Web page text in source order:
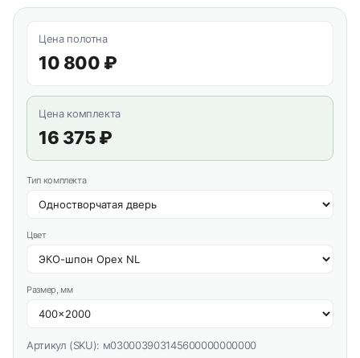
Цена полотна
10 800 ₽
Цена комплекта
16 375 ₽
Тип комплекта
Цвет
Размер, мм
Артикул (SKU): м030003903145600000000000